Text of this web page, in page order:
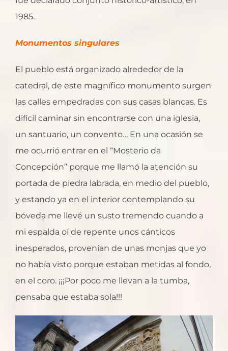
1985.
Monumentos singulares
El pueblo está organizado alrededor de la
catedral, de este magnífico monumento surgen
las calles empedradas con sus casas blancas. Es
difícil caminar sin encontrarse con una iglesia,
un santuario, un convento… En una ocasión se
me ocurrió entrar en el “Mosterio da
Concepción” porque me llamó la atención su
portada de piedra labrada, en medio del pueblo,
y estando ya en el interior contemplando su
bóveda me llevé un susto tremendo cuando a
mi espalda oí de repente unos cánticos
inesperados, provenían de unas monjas que yo
no había visto porque estaban metidas al fondo,
en el coro. ¡¡¡Por poco me llevan a la tumba,
pensaba que estaba sola!!!